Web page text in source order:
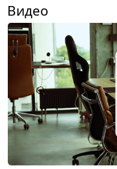
Видео